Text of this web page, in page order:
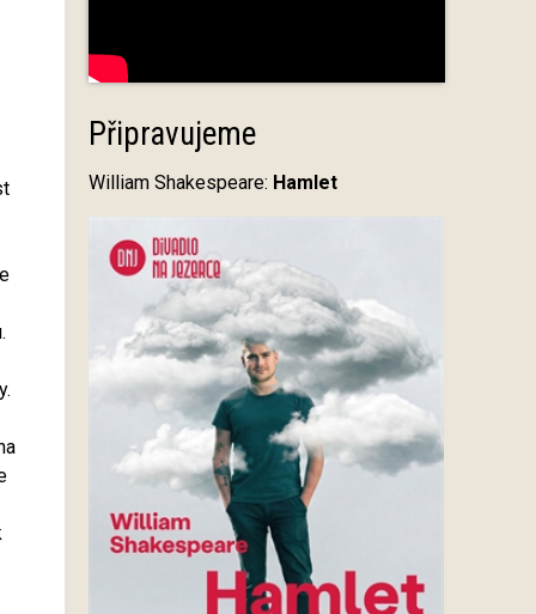
Připravujeme
William Shakespeare: Hamlet